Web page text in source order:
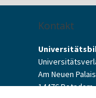
Kontakt
Am Neuen
14476 Potsdam